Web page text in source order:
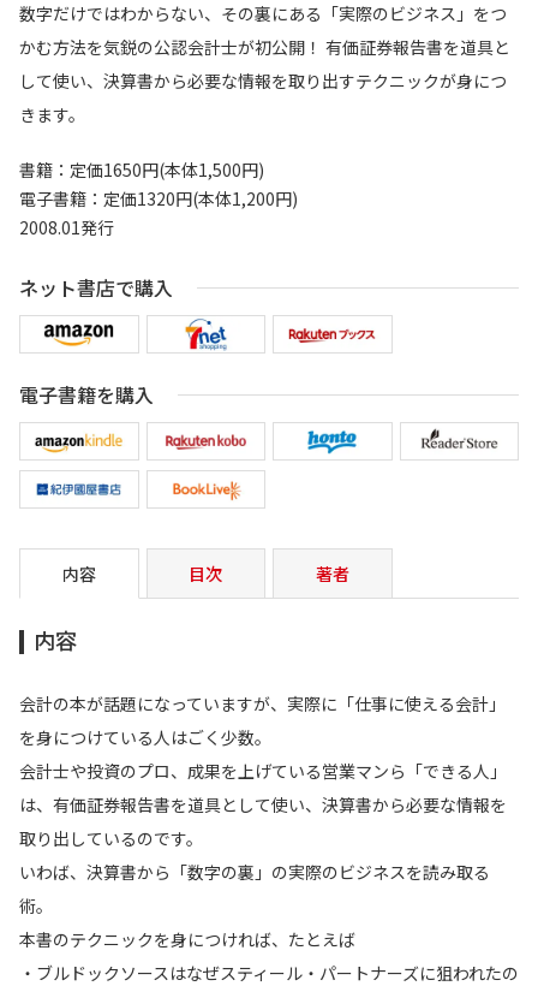
数字だけではわからない、その裏にある「実際のビジネス」をつ
かむ方法を気鋭の公認会計士が初公開！ 有価証券報告書を道具と
して使い、決算書から必要な情報を取り出すテクニックが身につ
きます。
書籍：定価1650円(本体1,500円)
電子書籍：定価1320円(本体1,200円)
2008.01発行
ネット書店で購入
電子書籍を購入
内容 目次 著者
内容
会計の本が話題になっていますが、実際に「仕事に使える会計」
を身につけている人はごく少数。
会計士や投資のプロ、成果を上げている営業マンら「できる人」
は、有価証券報告書を道具として使い、決算書から必要な情報を
取り出しているのです。
いわば、決算書から「数字の裏」の実際のビジネスを読み取る
術。
本書のテクニックを身につければ、たとえば
・ブルドックソースはなぜスティール・パートナーズに狙われたの